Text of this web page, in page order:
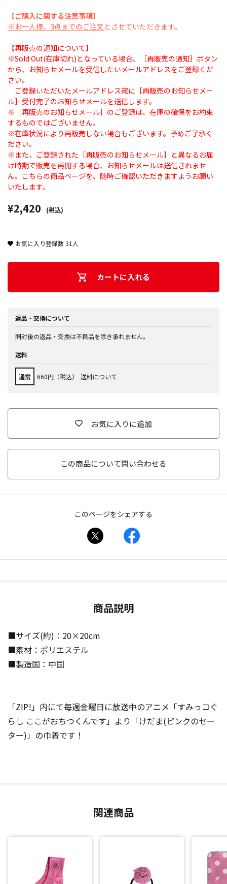
【ご購入に関する注意事項】
※お一人様、3点までのご注文 とさせていただきます。
【再販売の通知について】
※Sold Out(在庫切れ)となっている場合、［再販売の通知］ボタン
から、お知らせメールを受信したいメールアドレスをご登録くだ
さい。
ご登録いただいたメールアドレス宛に［再販売のお知らせメー
ル］受付完了のお知らせメールを送信します。
※［再販売のお知らせメール］のご登録は、在庫の確保をお約束
するものではございません。
※在庫状況により再販売しない場合もございます。予めご了承く
ださい。
※また、ご登録された［再販売のお知らせメール］と異なるお届
け時期で販売を再開する場合、お知らせメールは送信されませ
ん。こちらの商品ページを、随時ご確認いただきますようお願い
いたします。
¥2,420 (税込)
お気に入り登録数31 人
カートに入れる
返品・交換について
開封後の返品・交換は不良品を除き承れません。
送料
通常 660円（税込） 送料について
お気に入りに追加
この商品について問い合わせる
このページをシェアする
商品説明
■サイズ(約)：20×20cm
■素材：ポリエステル
■製造国：中国
「ZIP!」内にて毎週金曜日に放送中のアニメ「すみっコぐ
らし ここがおちつくんです」より「けだま(ピンクのセー
ター)」の巾着です！
関連商品